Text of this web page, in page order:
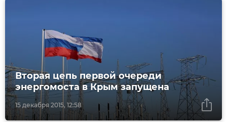
15 декабря 2015, 12:58
Вторая цепь первой очереди
энергомоста в Крым запущена